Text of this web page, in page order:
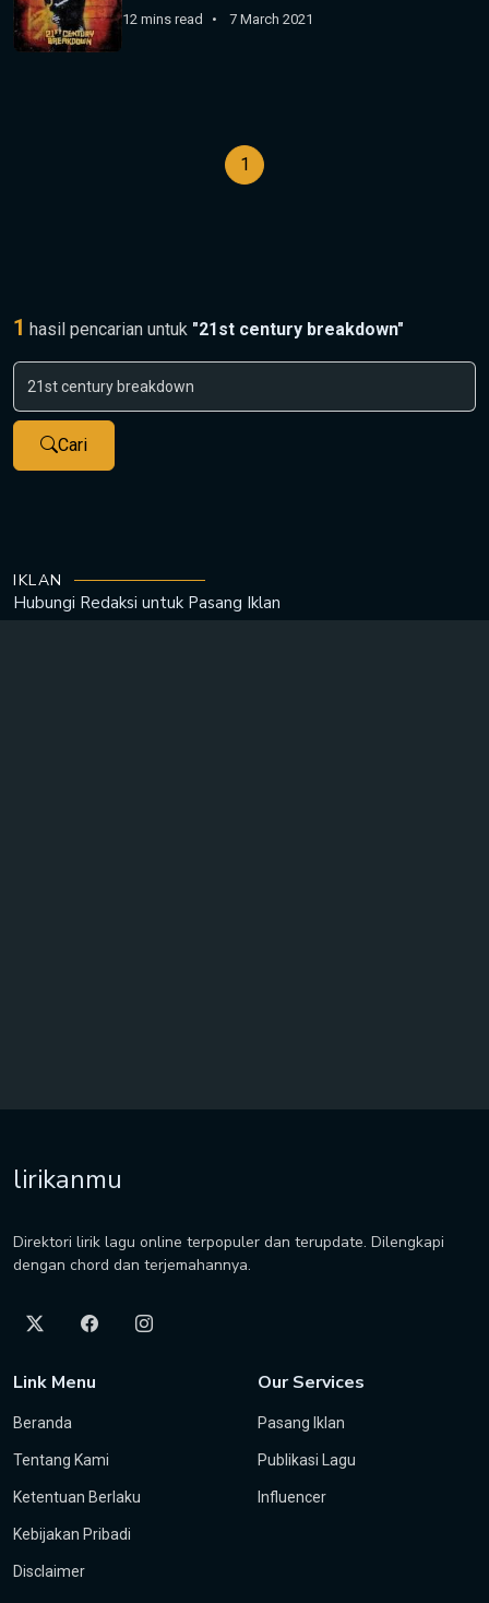
12 mins read 7 March 2021
1
1 hasil pencarian untuk "21st century breakdown"
Cari
IKLAN
Hubungi Redaksi untuk Pasang Iklan
lirikanmu
Direktori lirik lagu online terpopuler dan terupdate. Dilengkapi
dengan chord dan terjemahannya.
Link Menu
Beranda
Tentang Kami
Ketentuan Berlaku
Kebijakan Pribadi
Disclaimer
Our Services
Pasang Iklan
Publikasi Lagu
Influencer